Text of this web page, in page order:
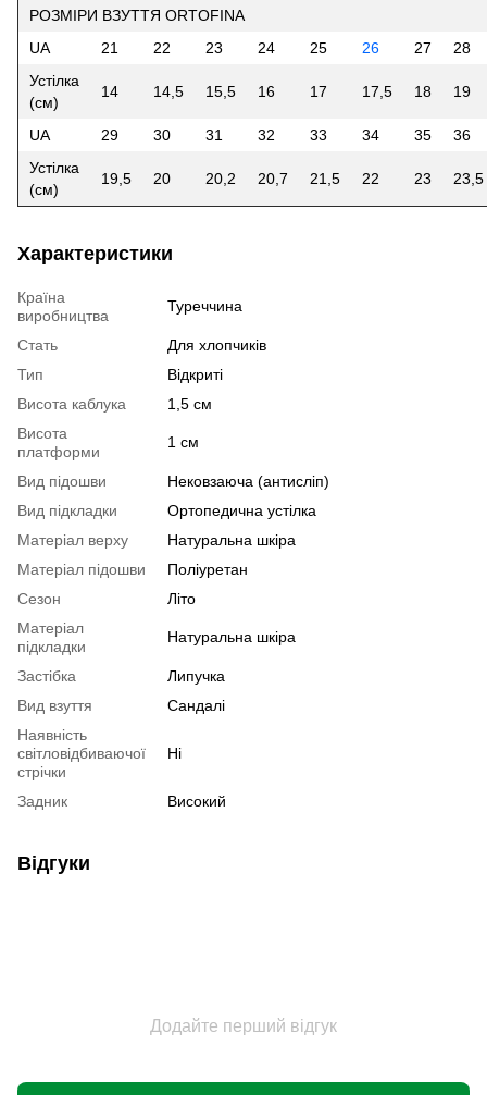
РОЗМІРИ ВЗУТТЯ ORTOFINA
UA
21 22 23 24 25 26 27
28
Устілка
(см)
14 14,5 15,5 16 17 17,5 18 19
UA 29 30 31 32 33 34 35
36
Устілка
(см)
19,5 20 20,2 20,7 21,5 22 23 23,5
Характеристики
Країна
виробництва
Туреччина
Стать
Для хлопчиків
Тип
Відкриті
Висота каблука
1,5 см
Висота
платформи
1 см
Вид підошви
Нековзаюча (антисліп)
Вид підкладки
Ортопедична устілка
Матеріал верху
Натуральна шкіра
Матеріал підошви
Поліуретан
Сезон
Літо
Матеріал
підкладки
Натуральна шкіра
Застібка
Липучка
Вид взуття
Сандалі
Наявність
світловідбиваючої
стрічки
Ні
Задник Високий
Відгуки
Додайте перший відгук